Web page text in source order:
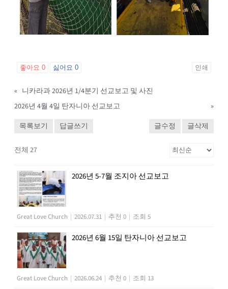
좋아요 0 싫어요 0 인쇄
« 니카라과 2026년 1/4분기 선교보고 및 사진
2026년 4월 4일 탄자니아 선교보고
»
목록보기
답글쓰기 글수정 글삭제
전체 27
2026년 5-7월 조지아 선교보고
Great Love Church | 2026.07.31 | 추천 0 | 조회 5
2026년 6월 15일 탄자니아 선교보고
Great Love Church | 2026.06.24 | 추천 0 | 조회 13